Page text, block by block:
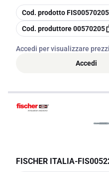
copia
Cod. prodottoFIS00570205
copia
Cod. produttore00570205
Accedi per visualizzare
Accedi
FISCHER ITALIA-